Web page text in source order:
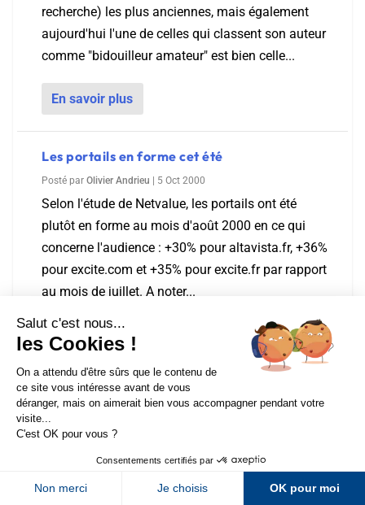
Sur LinkedIn Sur Youtube
Sur X Sur Facebook
Newsletter Abondance
recherche) les plus anciennes, mais également
aujourd'hui l'une de celles qui classent son auteur
comme "bidouilleur amateur" est bien celle...
En savoir plus
Les portails en forme cet été
Posté par Olivier Andrieu 5 Oct 2000
Selon l'étude de Netvalue, les portails ont été
plutôt en forme au mois d'août 2000 en ce qui
concerne l'audience : +30% pour altavista.fr, +36%
pour excite.com et +35% pour excite.fr par rapport
au mois de juillet. A noter...
En savoir plus
Inktomi propose une offre de référencement
payant avec MediaDNA
Posté parOlivier Andrieu
Inktomi va prochainement mettre en place une
Solutions, comme nous l'avons déjà relaté dans le